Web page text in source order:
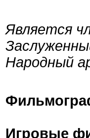
Является
Народный
Игровые